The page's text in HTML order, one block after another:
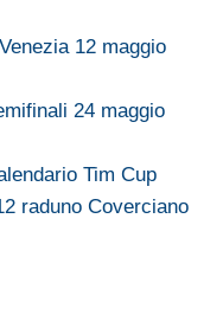
12 maggio
24 maggio
Tim Cup
raduno Coverciano